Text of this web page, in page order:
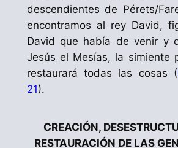
descendientes de Pérets/
encontramos al rey David,
David que había de venir y
Jesús el Mesías, la simiente
restaurará todas las cosas (
21).
CREACIÓN,
RESTAURACIÓN DE LAS